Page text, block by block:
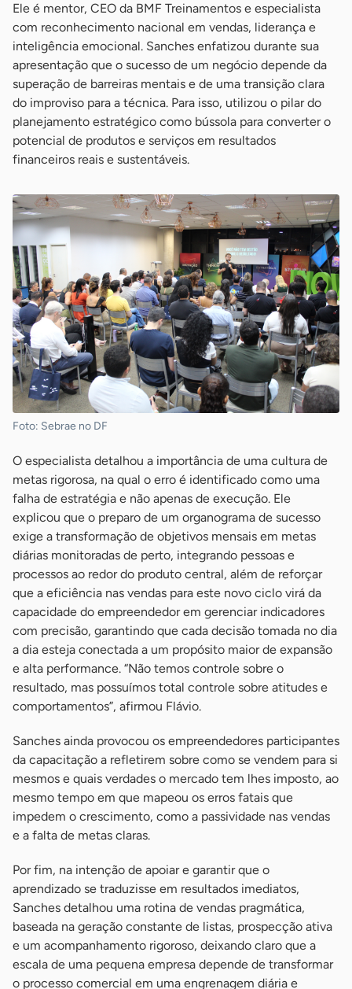
Ele é mentor, CEO da BMF Treinamentos e especialista
com reconhecimento nacional em vendas, liderança e
inteligência emocional. Sanches enfatizou durante sua
apresentação que o sucesso de um negócio depende da
superação de barreiras mentais e de uma transição clara
do improviso para a técnica. Para isso, utilizou o pilar do
planejamento estratégico como bússola para converter o
potencial de produtos e serviços em resultados
financeiros reais e sustentáveis.
Foto: Sebrae no DF
O especialista detalhou a importância de uma cultura de
metas rigorosa, na qual o erro é identificado como uma
falha de estratégia e não apenas de execução. Ele
explicou que o preparo de um organograma de sucesso
exige a transformação de objetivos mensais em metas
diárias monitoradas de perto, integrando pessoas e
processos ao redor do produto central, além de reforçar
que a eficiência nas vendas para este novo ciclo virá da
capacidade do empreendedor em gerenciar indicadores
com precisão, garantindo que cada decisão tomada no dia
a dia esteja conectada a um propósito maior de expansão
e alta performance. “Não temos controle sobre o
resultado, mas possuímos total controle sobre atitudes e
comportamentos”, afirmou Flávio.
Sanches ainda provocou os empreendedores participantes
da capacitação a refletirem sobre como se vendem para si
mesmos e quais verdades o mercado tem lhes imposto, ao
mesmo tempo em que mapeou os erros fatais que
impedem o crescimento, como a passividade nas vendas
e a falta de metas claras.
Por fim, na intenção de apoiar e garantir que o
aprendizado se traduzisse em resultados imediatos,
Sanches detalhou uma rotina de vendas pragmática,
baseada na geração constante de listas, prospecção ativa
e um acompanhamento rigoroso, deixando claro que a
escala de uma pequena empresa depende de transformar
o processo comercial em uma engrenagem diária e